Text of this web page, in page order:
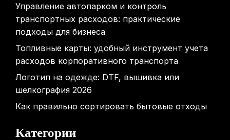
Управление автопарком и контроль
транспортных расходов: практические
подходы для бизнеса
Топливные карты: удобный инструмент учета
расходов корпоративного транспорта
Логотип на одежде: DTF, вышивка или
шелкография 2026
Как правильно сортировать бытовые отходы
Категории